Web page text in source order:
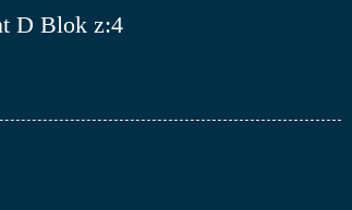
D Blok z:4